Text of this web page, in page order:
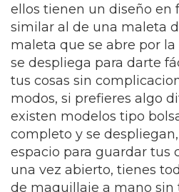
ellos tienen un diseño en
similar al de una maleta
maleta que se abre por
se despliega para darte
tus cosas sin
modos, si prefieres algo
existen modelos tipo
completo y se
espacio para guardar tus
una vez abierto, tienes
de maquillaje a mano sin